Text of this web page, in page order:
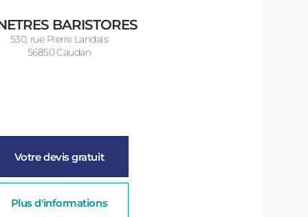
BARISTORES
530, rue Pierre Landais
56850 Caudan
Votre devis gratuit
Plus d'informations